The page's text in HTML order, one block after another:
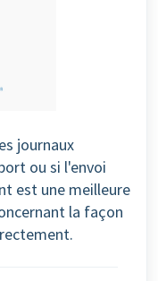
journaux
ou si l'envoi
est une meilleure
la façon